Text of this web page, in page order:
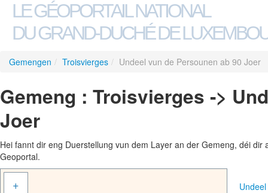
LE GÉOPORTAIL NATIONAL
DU GRAND-DUCHÉ DE
Gemengen / Troisvierges / Undeel vun de Persounen ab 90 Joer
Gemeng : Troisvierges ->
Joer
Hei fannt dir eng Duerstellung vun dem Layer an der Gemeng, déi
Geoportal.
+